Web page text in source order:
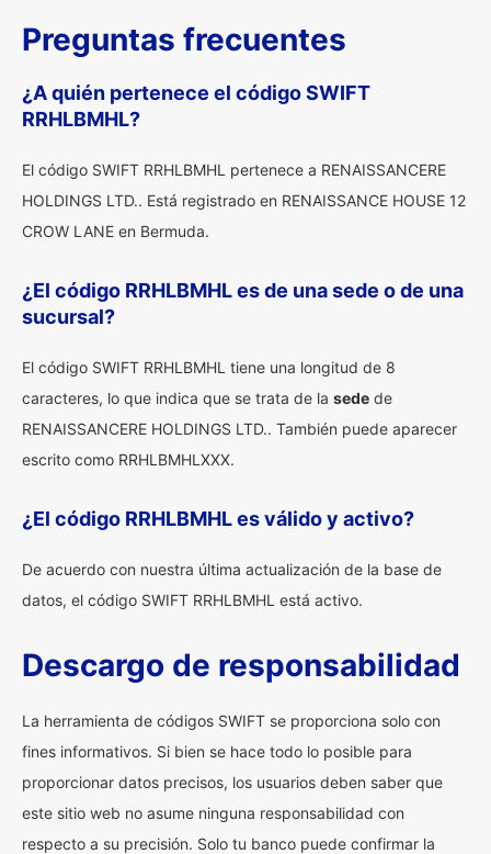
Preguntas frecuentes
¿A quién pertenece el código SWIFT
RRHLBMHL?
El código SWIFT RRHLBMHL pertenece a RENAISSANCERE
HOLDINGS LTD.. Está registrado en RENAISSANCE HOUSE 12
CROW LANE en Bermuda.
¿El código RRHLBMHL es de una sede o de una
sucursal?
El código SWIFT RRHLBMHL tiene una longitud de 8
caracteres, lo que indica que se trata de la sede de
RENAISSANCERE HOLDINGS LTD.. También puede aparecer
escrito como RRHLBMHLXXX.
¿El código RRHLBMHL es válido y activo?
De acuerdo con nuestra última actualización de la base de
datos, el código SWIFT RRHLBMHL está activo.
Descargo de responsabilidad
La herramienta de códigos SWIFT se proporciona solo con
fines informativos. Si bien se hace todo lo posible para
proporcionar datos precisos, los usuarios deben saber que
este sitio web no asume ninguna responsabilidad con
respecto a su precisión. Solo tu banco puede confirmar la